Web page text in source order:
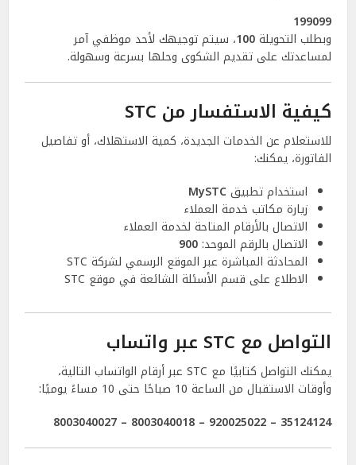
199099
وبطلب التحويلة100، سيتم توجيهك لأحد موظفي آمر
لمساعدتك على تقديم الشكوى وحلها بسرعة وسهولة.
كيفية الاستفسار من STC
للاستعلام عن الخدمات الجديدة، كمية الاستهلاك، أو تفاصيل
الفاتورة، يمكنك:
استخدام تطبيقMySTC
زيارة مكاتب خدمة العملاء
الاتصال بالأرقام المتاحة لخدمة العملاء
الاتصال بالرقم الموحد:900
المحادثة المباشرة عبر الموقع الرسمي لشركة STC
الاطلاع على قسم الأسئلة الشائعة في موقع STC
التواصل مع STC عبر واتساب
يمكنك التواصل كتابيًا مع STC عبر أرقام الواتساب التالية،
وأوقات الاستقبال من الساعة 10 صباحًا حتى 10 مساءً يوميًا:
35124124 – 920025022 – 8003040018 – 8003040027